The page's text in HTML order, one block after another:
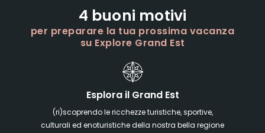
4 buoni motivi
per preparare la tua prossima vacanza
su Explore Grand Est
Esplora il Grand Est
(ri)scoprendo le ricchezze turistiche, sportive,
culturali ed enoturistiche della nostra bella regione